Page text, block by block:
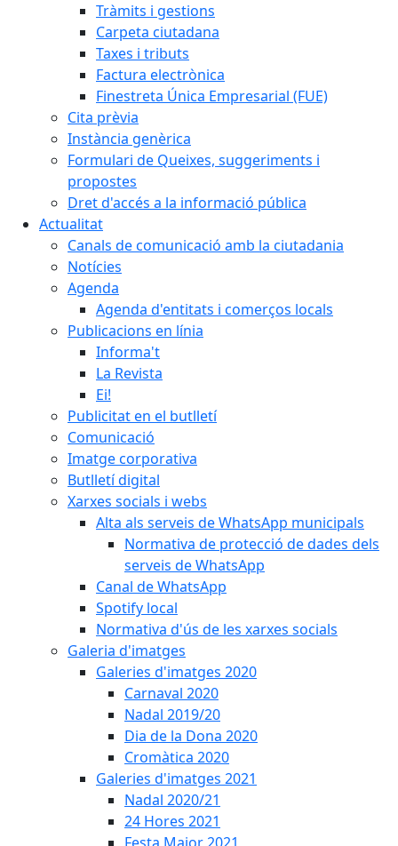
Tràmits i gestions
Carpeta ciutadana
Taxes i tributs
Factura electrònica
Finestreta Única Empresarial (FUE)
Cita prèvia
Instància genèrica
Formulari de Queixes, suggeriments i
propostes
Dret d'accés a la informació pública
Actualitat
Canals de comunicació amb la ciutadania
Notícies
Agenda
Agenda d'entitats i comerços locals
Publicacions en línia
Informa't
La Revista
Ei!
Publicitat en el butlletí
Comunicació
Imatge corporativa
Butlletí digital
Xarxes socials i webs
Alta als serveis de WhatsApp municipals
Normativa de protecció de dades dels
serveis de WhatsApp
Canal de WhatsApp
Spotify local
Normativa d'ús de les xarxes socials
Galeria d'imatges
Galeries d'imatges 2020
Carnaval 2020
Nadal 2019/20
Dia de la Dona 2020
Cromàtica 2020
Galeries d'imatges 2021
Nadal 2020/21
24 Hores 2021